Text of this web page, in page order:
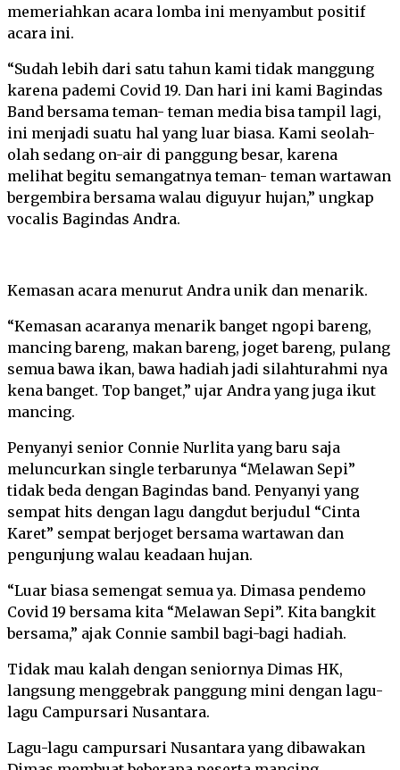
memeriahkan acara lomba ini menyambut positif
acara ini.
“Sudah lebih dari satu tahun kami tidak manggung
karena pademi Covid 19. Dan hari ini kami Bagindas
Band bersama teman- teman media bisa tampil lagi,
ini menjadi suatu hal yang luar biasa. Kami seolah-
olah sedang on-air di panggung besar, karena
melihat begitu semangatnya teman- teman wartawan
bergembira bersama walau diguyur hujan,” ungkap
vocalis Bagindas Andra.
Kemasan acara menurut Andra unik dan menarik.
“Kemasan acaranya menarik banget ngopi bareng,
mancing bareng, makan bareng, joget bareng, pulang
semua bawa ikan, bawa hadiah jadi silahturahmi nya
kena banget. Top banget,” ujar Andra yang juga ikut
mancing.
Penyanyi senior Connie Nurlita yang baru saja
meluncurkan single terbarunya “Melawan Sepi”
tidak beda dengan Bagindas band. Penyanyi yang
sempat hits dengan lagu dangdut berjudul “Cinta
Karet” sempat berjoget bersama wartawan dan
pengunjung walau keadaan hujan.
“Luar biasa semengat semua ya. Dimasa pendemo
Covid 19 bersama kita “Melawan Sepi”. Kita bangkit
bersama,” ajak Connie sambil bagi-bagi hadiah.
Tidak mau kalah dengan seniornya Dimas HK,
langsung menggebrak panggung mini dengan lagu-
lagu Campursari Nusantara.
Lagu-lagu campursari Nusantara yang dibawakan